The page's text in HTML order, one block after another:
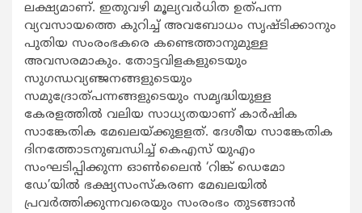
ലക്ഷ്യമാണ്. ഇതുവഴി മൂല്യവര്‍ധിത ഉത്പന്ന
വ്യവസായത്തെ കുറിച്ച് അവബോധം സൃഷ്ടിക്കാനും
പുതിയ സംരംഭകരെ കണ്ടെത്താനുമുള്ള
അവസരമാകും. തോട്ടവിളകളുടെയും
സുഗന്ധവ്യഞ്ജനങ്ങളുടെയും
സമുദ്രോത്പന്നങ്ങളുടെയും സമൃദ്ധിയുള്ള
കേരളത്തില്‍ വലിയ സാധ്യതയാണ് കാര്‍ഷിക
സാങ്കേതിക മേഖലയ്ക്കുളളത്. ദേശീയ സാങ്കേതിക
ദിനത്തോടനുബന്ധിച്ച് കെഎസ് യുഎം
സംഘടിപ്പിക്കുന്ന ഓണ്‍ലൈന്‍ ‘റിങ്ക് ഡെമോ
ഡേ’യില്‍ ഭക്ഷ്യസംസ്കരണ മേഖലയില്‍
പ്രവര്‍ത്തിക്കുന്നവരെയും സംരംഭം തുടങ്ങാന്‍